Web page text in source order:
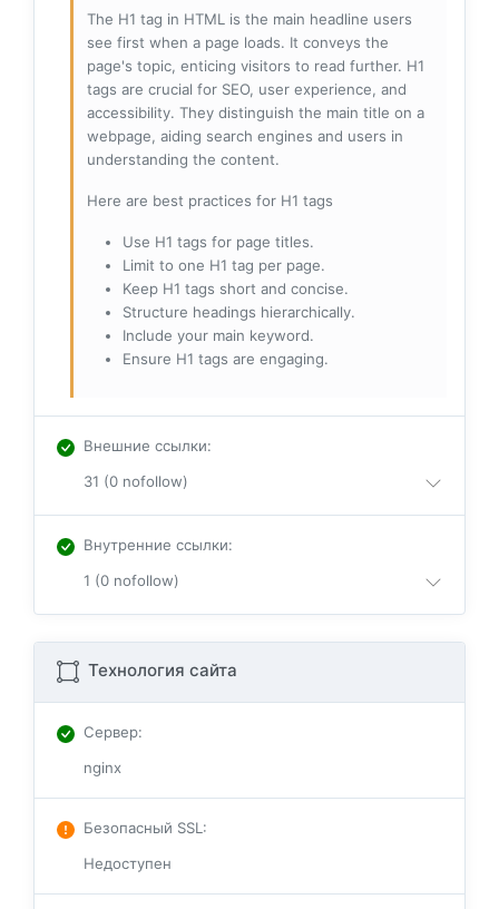
The H1 tag in HTML is the main headline users
see first when a page loads. It conveys the
page's topic, enticing visitors to read further. H1
tags are crucial for SEO, user experience, and
accessibility. They distinguish the main title on a
webpage, aiding search engines and users in
understanding the content.
Here are best practices for H1 tags
Use H1 tags for page titles.
Limit to one H1 tag per page.
Keep H1 tags short and concise.
Structure headings hierarchically.
Include your main keyword.
Ensure H1 tags are engaging.
Внешние ссылки:
31 (0 nofollow)
Внутренние ссылки:
1 (0 nofollow)
Технология сайта
Сервер:
nginx
Безопасный SSL:
Недоступен